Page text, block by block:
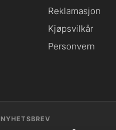
Reklamasjon
Kjøpsvilkår
Personvern
NYHETSBREV